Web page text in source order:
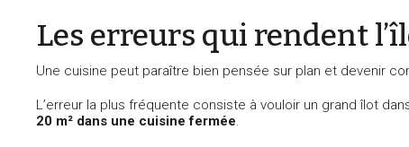
Les erreurs qui rendent
Une cuisine peut paraître bien pensée sur plan et devenir
L’erreur la plus fréquente consiste à vouloir un grand îlot
20 m² dans une cuisine fermée.